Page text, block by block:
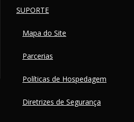
SUPORTE
Mapa do Site
Parcerias
Políticas de Hospedagem
Diretrizes de Segurança